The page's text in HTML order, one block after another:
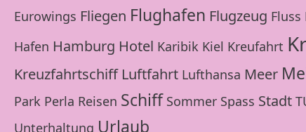
Eurowings Fliegen Flughafen Flugzeug Fluss
Hafen Hamburg Hotel Karibik Kiel Kreufahrt
Kreuzfahrtschiff Luftfahrt Lufthansa Meer
Park Perla Reisen Schiff Sommer Spass Stadt
Unterhaltung Urlaub